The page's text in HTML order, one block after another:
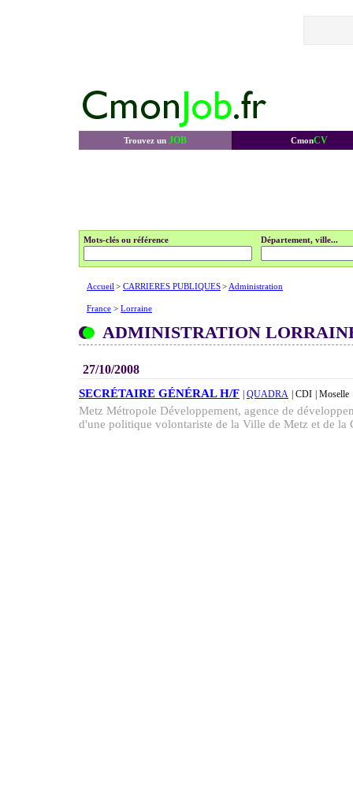
Trouvez un JOB CmonCV
Mots-clés ou référence Département, ville...
Accueil > CARRIERES PUBLIQUES> Administration
France > Lorraine
ADMINISTRATION
27/10/2008
SECRÉTAIRE GÉNÉRAL H/F QUADRA | CDI | Moselle
Metz Métropole Développement, agence de
d'une politique volontariste de la Ville de Metz et de la